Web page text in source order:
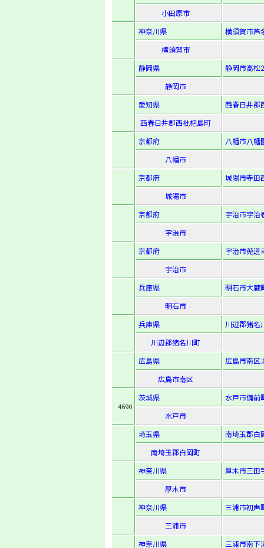
小田原市
神奈川県
横須賀市芦
横須賀市
静岡県
静岡市高松
静岡市
愛知県
西春日井郡
西春日井郡西枇杷島町
京都府
八幡市八幡
八幡市
京都府
城陽市寺田
城陽市
京都府
宇治市宇治
宇治市
京都府
宇治市莵道
宇治市
兵庫県
明石市大蔵
明石市
兵庫県
川辺郡猪名
川辺郡猪名川町
広島県
広島市南区
広島市南区
4690
茨城県
水戸市備前
水戸市
埼玉県
南埼玉郡白
南埼玉郡白岡町
神奈川県
厚木市三田
厚木市
神奈川県
三浦市初声
三浦市
神奈川県
三浦市南下